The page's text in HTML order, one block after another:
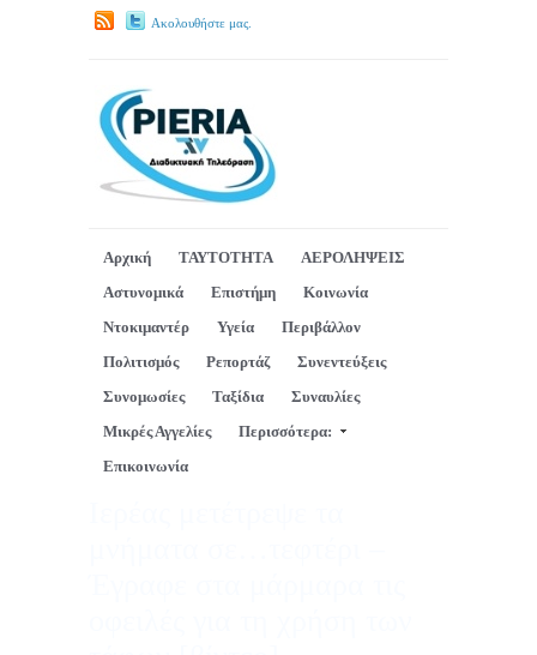
Ακολουθήστε μας.
Αρχική ΤΑΥΤΟΤΗΤΑ
ΑΕΡΟΛΗΨΕΙΣ
Αστυνομικά
Επιστήμη
Κοινωνία
Ντοκιμαντέρ
Υγεία
Περιβάλλον
Πολιτισμός
Ρεπορτάζ
Συνεντεύξεις
Συνομωσίες
Ταξίδια
Συναυλίες
Μικρές Αγγελίες
Περισσότερα:
Επικοινωνία